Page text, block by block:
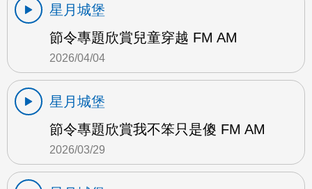
星月城堡
節令專題欣賞兒童穿越 FM AM
2026/04/04
星月城堡
節令專題欣賞我不笨只是傻 FM AM
2026/03/29